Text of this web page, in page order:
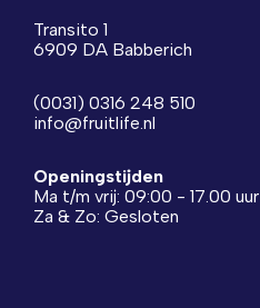
Transito 1
6909 DA Babberich
(0031) 0316 248 510
info@fruitlife.nl
Openingstijden
Ma t/m vrij: 09:00 - 17.00 uur
Za & Zo: Gesloten